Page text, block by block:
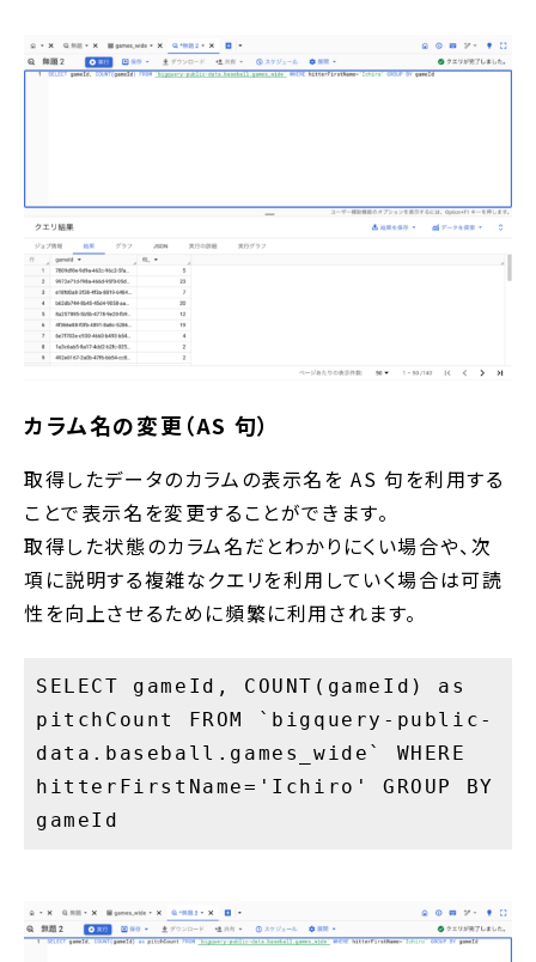
カラム名の変更（AS 句）
取得したデータのカラムの表示名を AS 句を利用する
ことで表示名を変更することができます。
取得した状態のカラム名だとわかりにくい場合や、次
項に説明する複雑なクエリを利用していく場合は可読
性を向上させるために頻繁に利用されます。
SELECT gameId, COUNT(gameId) as
pitchCount FROM `bigquery-public-
data.baseball.games_wide` WHERE
hitterFirstName='Ichiro' GROUP BY
gameId